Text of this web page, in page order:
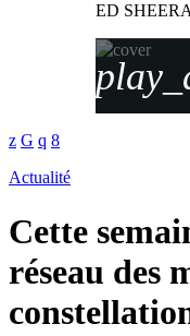
ED
Actualité
Cette
réseau des